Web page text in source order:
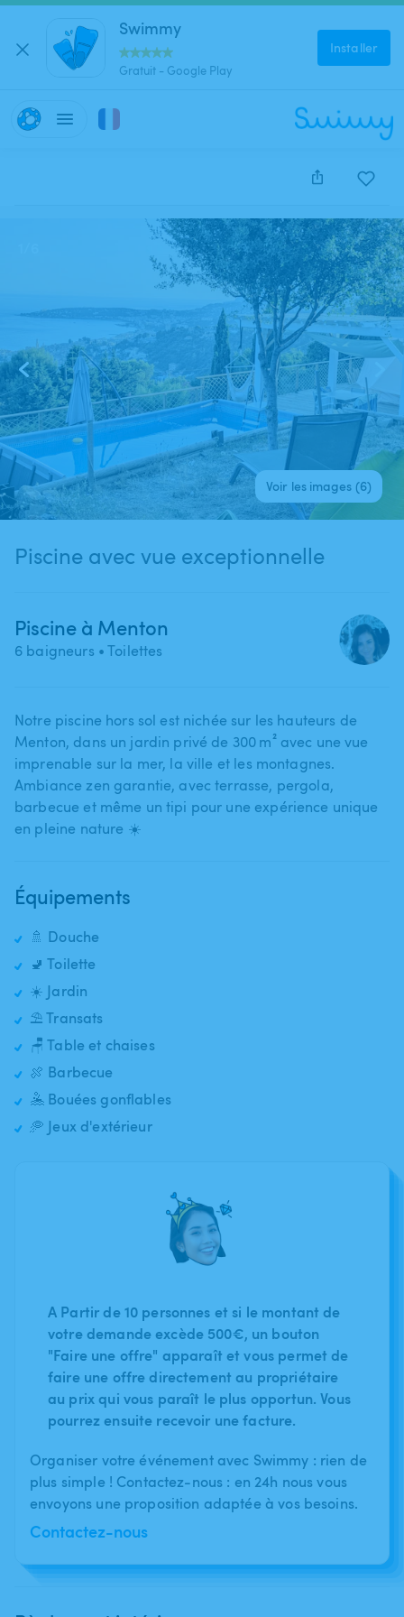
Swimmy
Gratuit - Google Play
Installer
Cette annonce est close et ne peut être réservée.
Voir les images (6)
Piscine avec vue exceptionnelle
Piscine à Menton
6 baigneurs • Toilettes
Notre piscine hors sol est nichée sur les hauteurs de
Menton​,​ dans un jardin privé de 300 m² avec une vue
imprenable sur la mer​,​ la ville et les montagnes.
Ambiance zen garantie​,​ avec terrasse​,​ pergola​,​
barbecue et même un tipi pour une expérience unique
en pleine nature ☀️
Équipements
🚿 Douche
🚽 Toilette
☀️ Jardin
⛱️ Transats
🪑 Table et chaises
🍖 Barbecue
🤽 Bouées gonflables
🥏 Jeux d'extérieur
A Partir de 10 personnes et si le montant de
votre demande excède 500€, un bouton
"Faire une offre" apparaît et vous permet de
faire une offre directement au propriétaire
au prix qui vous paraît le plus opportun. Vous
pourrez ensuite recevoir une facture.
Organiser votre événement avec Swimmy : rien de
plus simple ! Contactez-nous : en 24h nous vous
envoyons une proposition adaptée à vos besoins.
Contactez-nous